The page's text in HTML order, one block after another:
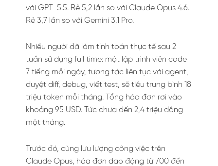
với GPT-5.5. Rẻ 5,2 lần so với Claude Opus 4.6.
Rẻ 3,7 lần so với Gemini 3.1 Pro.
Nhiều người đã làm tính toán thực tế sau 2
tuần sử dụng full time: một lập trình viên code
7 tiếng mỗi ngày, tương tác liên tục với agent,
duyệt diff, debug, viết test, sẽ tiêu trung bình 18
triệu token mỗi tháng. Tổng hóa đơn rơi vào
khoảng 95 USD. Tức chưa đến 2,4 triệu đồng
một tháng.
Trước đó, cùng lưu lượng công việc trên
Claude Opus, hóa đơn dao động từ 700 đến